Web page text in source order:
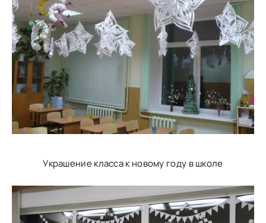
Украшение класса к новому году в школе